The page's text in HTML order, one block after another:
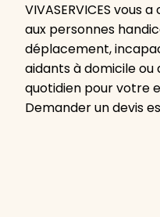
VIVASERVICES vous
aux personnes
déplacement,
aidants à domicile ou
quotidien pour votre
Demander un devis